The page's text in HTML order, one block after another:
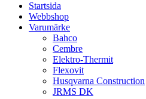
väljas
på
produktsidan
Startsida
Webbshop
Varumärke
Bahco
Cembre
Elektro-Thermit
Flexovit
Husqvarna Construction
JRMS DK